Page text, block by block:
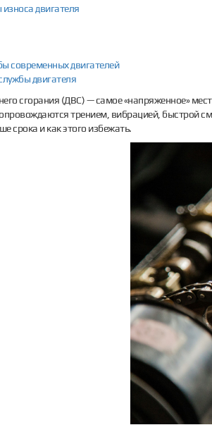
двигателя
современных двигателей
двигателя
сгорания (ДВС) — самое «напряженное»
трением, вибрацией, быстрой
срока и как этого избежать.